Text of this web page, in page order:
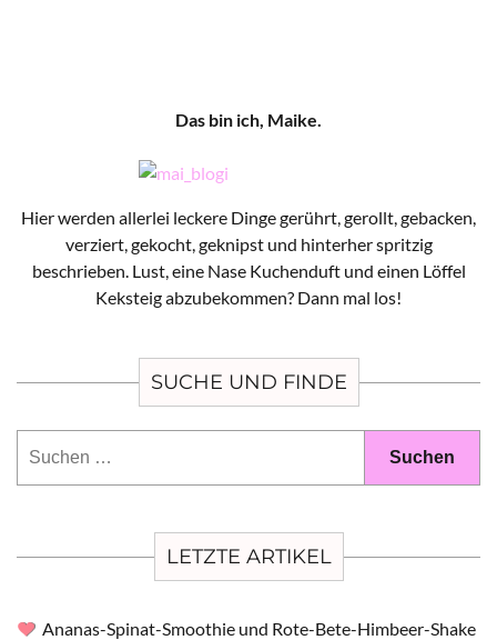
Das bin ich, Maike.
Hier werden allerlei leckere Dinge gerührt, gerollt, gebacken,
verziert, gekocht, geknipst und hinterher spritzig
beschrieben. Lust, eine Nase Kuchenduft und einen Löffel
Keksteig abzubekommen? Dann mal los!
SUCHE UND FINDE
LETZTE ARTIKEL
Ananas-Spinat-Smoothie und Rote-Bete-Himbeer-Shake